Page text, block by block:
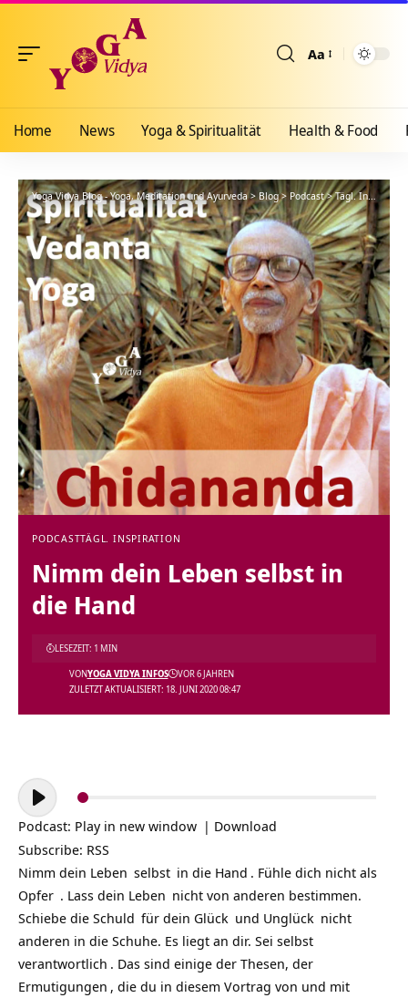
Aa
Home News Yoga & Spiritualität Health & Food
Yoga Vidya Blog - Yoga, Meditation und Ayurveda>Blog>Podcast>Tägl. Inspiration
PODCASTTÄGL. INSPIRATION
Nimm dein Leben selbst in
die Hand
ZULETZT AKTUALISIERT: 18. JUNI 2020 08:47
VONYOGA VIDYA INFOS VOR 6 JAHREN
LESEZEIT: 1 MIN
Audio-
Player
Podcast: Play in new window | Download
Subscribe: RSS
Nimm dein Leben selbst in die Hand . Fühle dich nicht als
Opfer . Lass dein Leben nicht von anderen bestimmen.
Schiebe die Schuld für dein Glück und Unglück nicht
anderen in die Schuhe. Es liegt an dir. Sei selbst
verantwortlich . Das sind einige der Thesen, der
Ermutigungen , die du in diesem Vortrag von und mit